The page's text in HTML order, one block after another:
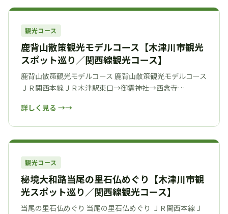
観光コース
鹿背山散策観光モデルコース【木津川市観光
スポット巡り／関西線観光コース】
鹿背山散策観光モデルコース 鹿背山散策観光モデルコース
ＪＲ関西本線ＪＲ木津駅東口→御霊神社→西念寺…
詳しく見る →
観光コース
秘境大和路当尾の里石仏めぐり【木津川市観
光スポット巡り／関西線観光コース】
当尾の里石仏めぐり 当尾の里石仏めぐり ＪＲ関西本線Ｊ